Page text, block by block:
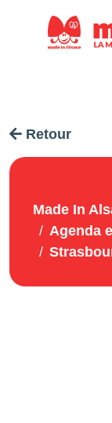
Retour
Made In
Agenda